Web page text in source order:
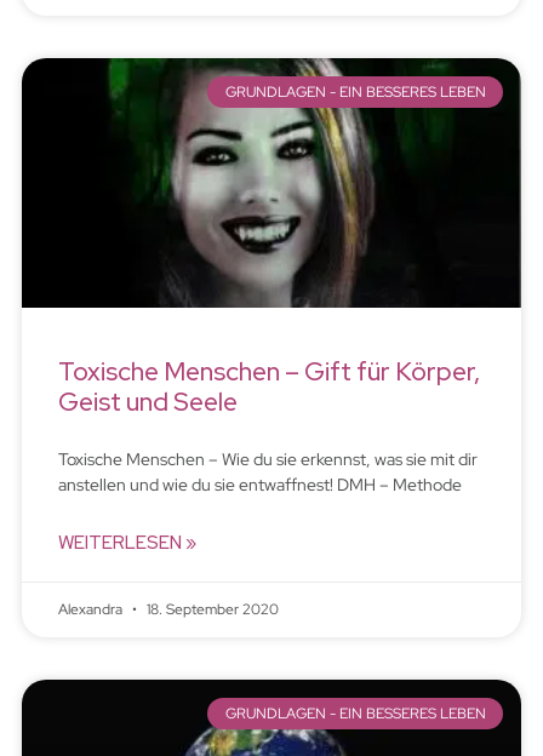
GRUNDLAGEN - EIN BESSERES LEBEN
Toxische Menschen – Gift für Körper,
Geist und Seele
Toxische Menschen – Wie du sie erkennst, was sie mit dir
anstellen und wie du sie entwaffnest! DMH – Methode
WEITERLESEN »
Alexandra 18. September 2020
GRUNDLAGEN - EIN BESSERES LEBEN